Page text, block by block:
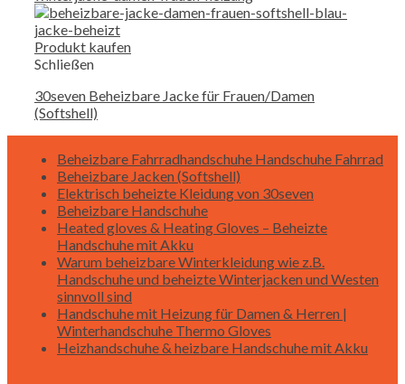
Produkt kaufen
Schließen
30seven Beheizbare Jacke für Frauen/Damen
(Softshell)
Beheizbare Fahrradhandschuhe Handschuhe Fahrrad
Beheizbare Jacken (Softshell)
Elektrisch beheizte Kleidung von 30seven
Beheizbare Handschuhe
Heated gloves & Heating Gloves – Beheizte
Handschuhe mit Akku
Warum beheizbare Winterkleidung wie z.B.
Handschuhe und beheizte Winterjacken und Westen
sinnvoll sind
Handschuhe mit Heizung für Damen & Herren |
Winterhandschuhe Thermo Gloves
Heizhandschuhe & heizbare Handschuhe mit Akku